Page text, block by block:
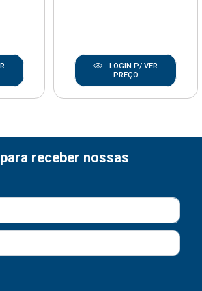
LOGIN P/ VER
PREÇO
receber nossas